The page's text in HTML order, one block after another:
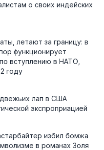
о своих индейских
летают за границу: в
функционирует
вступлению в НАТО,
году
лап в США
экспроприацией
избил бомжа
в романах Золя